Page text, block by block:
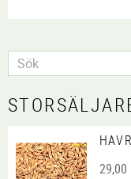
29,00